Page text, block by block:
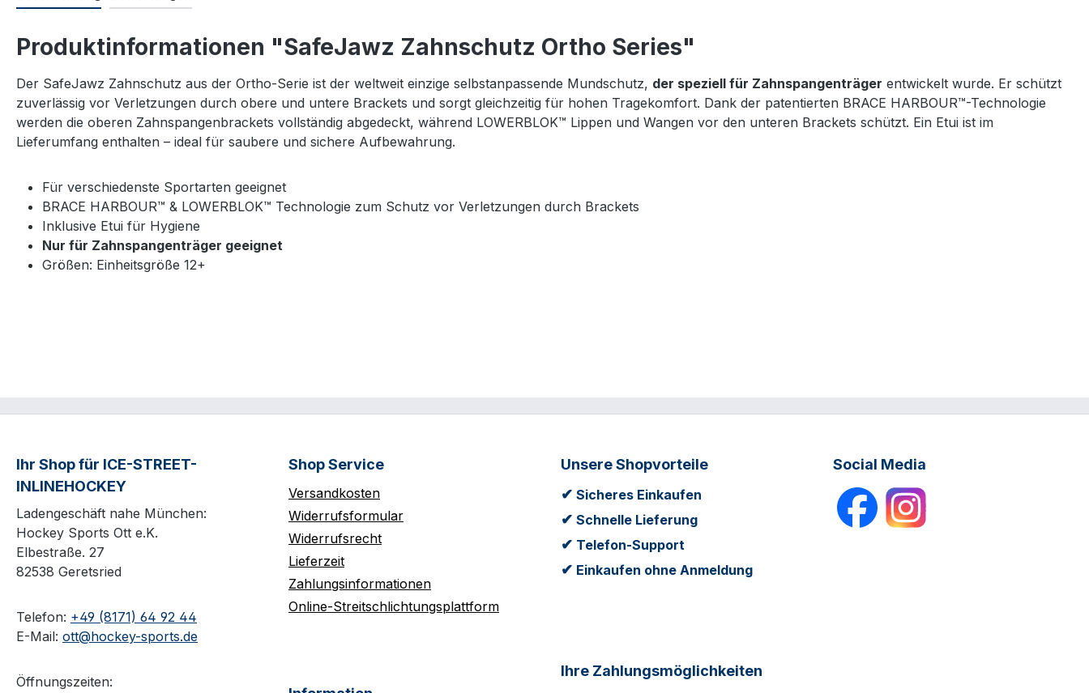
Produktinformationen "SafeJawz Zahnschutz Ortho Series"
Der SafeJawz Zahnschutz aus der Ortho-Serie ist der weltweit einzige selbstanpassende Mundschutz, der speziell für Zahnspangenträger entwickelt wurde. Er schützt
zuverlässig vor Verletzungen durch obere und untere Brackets und sorgt gleichzeitig für hohen Tragekomfort. Dank der patentierten BRACE HARBOUR™-Technologie
werden die oberen Zahnspangenbrackets vollständig abgedeckt, während LOWERBLOK™ Lippen und Wangen vor den unteren Brackets schützt. Ein Etui ist im
Lieferumfang enthalten – ideal für saubere und sichere Aufbewahrung.
Für verschiedenste Sportarten geeignet
BRACE HARBOUR™ & LOWERBLOK™ Technologie zum Schutz vor Verletzungen durch Brackets
Inklusive Etui für Hygiene
Nur für Zahnspangenträger geeignet
Größen: Einheitsgröße 12+
Ihr Shop für ICE-STREET-
INLINEHOCKEY
Ladengeschäft nahe München:
Hockey Sports Ott e.K.
Elbestraße. 27
82538 Geretsried
Telefon: +49 (8171) 64 92 44
E-Mail: ott@hockey-sports.de
Öffnungszeiten:
Shop Service
Versandkosten
Widerrufsformular
Widerrufsrecht
Lieferzeit
Zahlungsinformationen
Online-Streitschlichtungsplattform
Unsere Shopvorteile
✔ Sicheres Einkaufen
✔ Schnelle Lieferung
✔ Telefon-Support
✔ Einkaufen ohne Anmeldung
Ihre Zahlungsmöglichkeiten
Social Media